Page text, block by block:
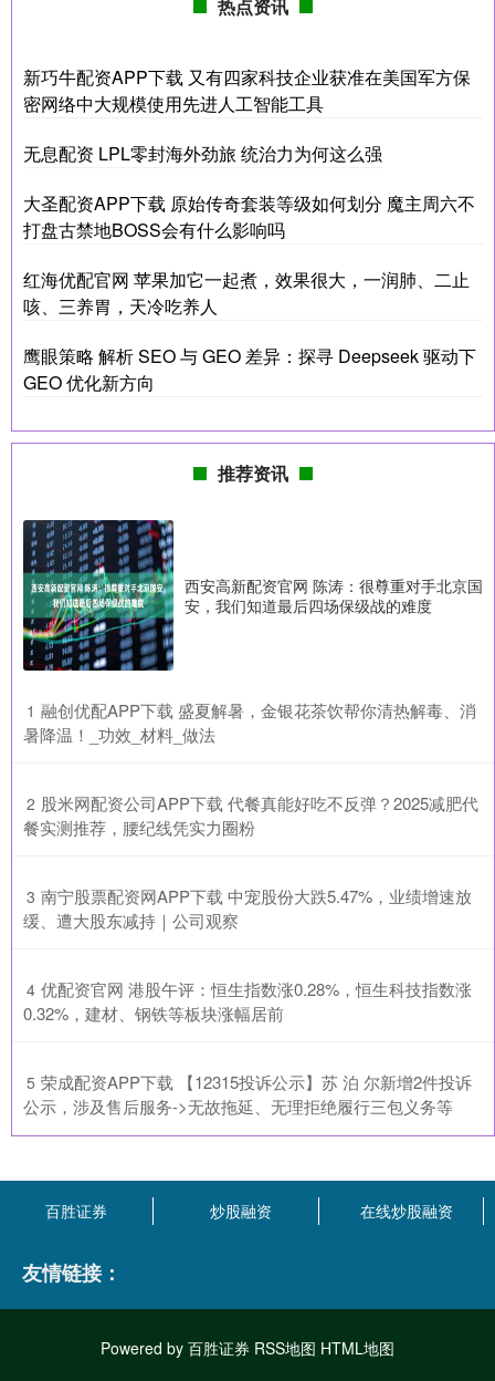
热点资讯
新巧牛配资APP下载 又有四家科技企业获准在美国军方保
密网络中大规模使用先进人工智能工具
无息配资 LPL零封海外劲旅 统治力为何这么强
大圣配资APP下载 原始传奇套装等级如何划分 魔主周六不
打盘古禁地BOSS会有什么影响吗
红海优配官网 苹果加它一起煮，效果很大，一润肺、二止
咳、三养胃，天冷吃养人
鹰眼策略 解析 SEO 与 GEO 差异：探寻 Deepseek 驱动下
GEO 优化新方向
推荐资讯
西安高新配资官网 陈涛：很尊重对手北京国
安，我们知道最后四场保级战的难度
1 ​融创优配APP下载 盛夏解暑，金银花茶饮帮你清热解毒、消
暑降温！_功效_材料_做法
2 ​股米网配资公司APP下载 代餐真能好吃不反弹？2025减肥代
餐实测推荐，腰纪线凭实力圈粉
3 ​南宁股票配资网APP下载 中宠股份大跌5.47%，业绩增速放
缓、遭大股东减持｜公司观察
4 ​优配资官网 港股午评：恒生指数涨0.28%，恒生科技指数涨
0.32%，建材、钢铁等板块涨幅居前
5 ​荣成配资APP下载 【12315投诉公示】苏 泊 尔新增2件投诉
公示，涉及售后服务->无故拖延、无理拒绝履行三包义务等
百胜证券 炒股融资 在线炒股融资
友情链接：
Powered by 百胜证券 RSS地图 HTML地图